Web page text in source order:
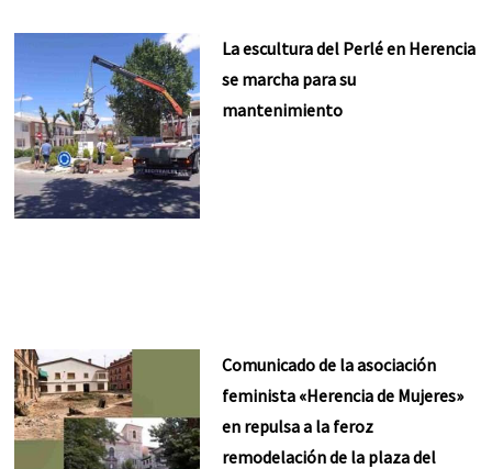
La escultura del Perlé en Herencia
se marcha para su
mantenimiento
Comunicado de la asociación
feminista «Herencia de Mujeres»
en repulsa a la feroz
remodelación de la plaza del